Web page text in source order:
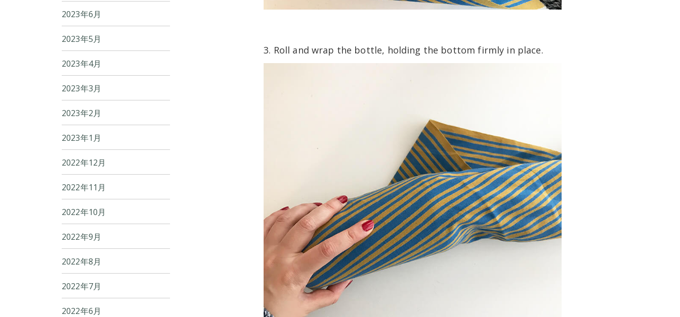
3. Roll and wrap the bottle, holding the bottom firmly in place.
2023年6月
2023年5月
2023年4月
2023年3月
2023年2月
2023年1月
2022年12月
2022年11月
2022年10月
2022年9月
2022年8月
2022年7月
2022年6月